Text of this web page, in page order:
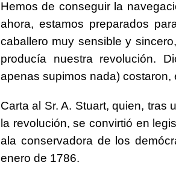
Hemos de conseguir la
ahora, estamos preparados
caballero muy sensible y
producía nuestra revolución.
apenas supimos nada)
Carta al Sr. A. Stuart, quien, tras
la revolución, se convirtió en
ala conservadora de los
enero de 1786.